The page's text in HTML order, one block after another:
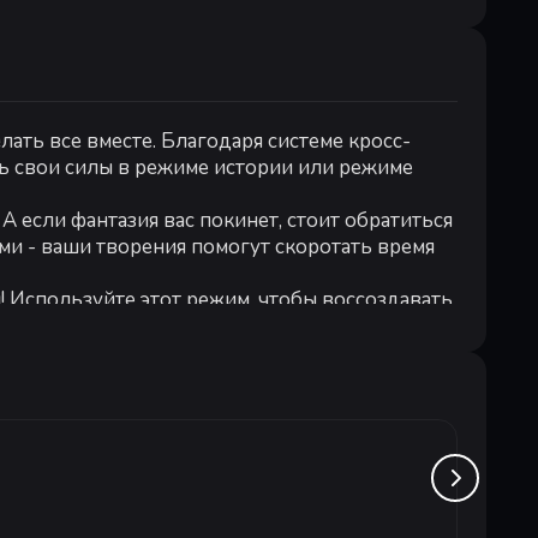
все вместе. Благодаря системе кросс-
свои силы в режиме истории или режиме
фантазия вас покинет, стоит обратиться
- ваши творения помогут скоротать время
этот режим, чтобы воссоздавать
какие истории хранят эти стены?
здания? Выбирайте режим песочницы — в
gen
RTX 2070 8GB
Goat